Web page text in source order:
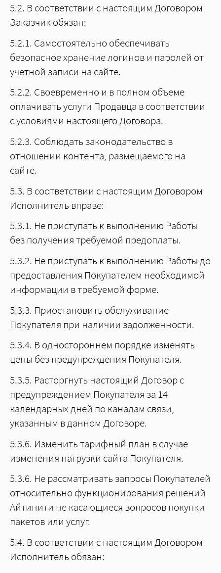
5.2. В соответствии с настоящим Договором
Заказчик обязан:
5.2.1. Самостоятельно обеспечивать
безопасное хранение логинов и паролей от
учетной записи на сайте.
5.2.2. Своевременно и в полном объеме
оплачивать услуги Продавца в соответствии
с условиями настоящего Договора.
5.2.3. Соблюдать законодательство в
отношении контента, размещаемого на
сайте.
5.3. В соответствии с настоящим Договором
Исполнитель вправе:
5.3.1. Не приступать к выполнению Работы
без получения требуемой предоплаты.
5.3.2. Не приступать к выполнению Работы до
предоставления Покупателем необходимой
информации в требуемой форме.
5.3.3. Приостановить обслуживание
Покупателя при наличии задолженности.
5.3.4. В одностороннем порядке изменять
цены без предупреждения Покупателя.
5.3.5. Расторгнуть настоящий Договор с
предупреждением Покупателя за 14
календарных дней по каналам связи,
указанным в данном Договоре.
5.3.6. Изменить тарифный план в случае
изменения нагрузки сайта Покупателя.
5.3.6. Не рассматривать запросы Покупателей
относительно функционирования решений
Айтинити не касающиеся вопросов покупки
пакетов или услуг.
5.4. В соответствии с настоящим Договором
Исполнитель обязан: